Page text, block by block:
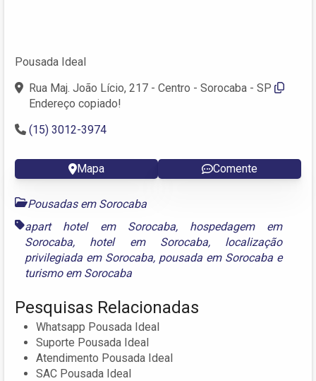
Pousada Ideal
Rua Maj. João Lício, 217 - Centro - Sorocaba - SP
Endereço copiado!
(15) 3012-3974
Mapa Comente
Pousadas em Sorocaba
apart hotel em Sorocaba, hospedagem em
Sorocaba, hotel em Sorocaba, localização
privilegiada em Sorocaba, pousada em Sorocaba e
turismo em Sorocaba
Pesquisas Relacionadas
Whatsapp Pousada Ideal
Suporte Pousada Ideal
Atendimento Pousada Ideal
SAC Pousada Ideal